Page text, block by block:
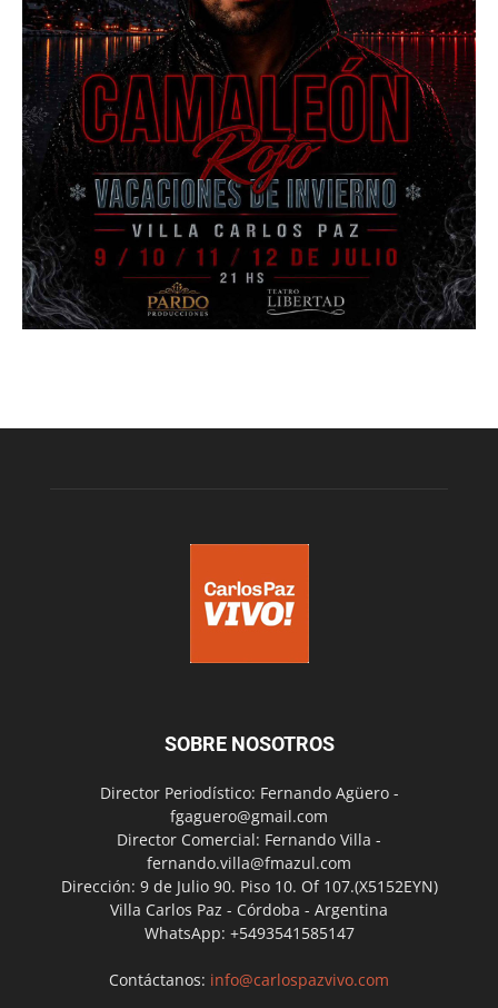
SOBRE NOSOTROS
Director Periodístico: Fernando Agüero -
fgaguero@gmail.com
Director Comercial: Fernando Villa -
fernando.villa@fmazul.com
Dirección: 9 de Julio 90. Piso 10. Of 107.(X5152EYN)
Villa Carlos Paz - Córdoba - Argentina
WhatsApp: +5493541585147
Contáctanos: info@carlospazvivo.com